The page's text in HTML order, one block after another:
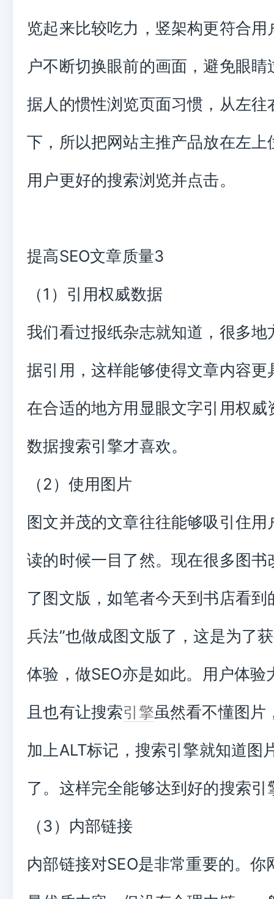
览起来比较吃力，竖架构更符合用
户不断切换眼前的画面，避免眼睛
据人的惯性浏览页面习惯，从左往
下，所以把网站主推产品放在左上
用户更好的搜索浏览并点击。
提高SEO文章质量3
（1）引用权威数据
我们看过报纸杂志就知道，很多地
据引用，这样能够使得文章内容更
在合适的地方用显眼文字引用权威
数据搜索引擎才喜欢。
（2）使用图片
图文并茂的文章往往能够吸引住用
读的时候一目了然。现在很多图书
了图文版，如笔者今天到书店看到
兵法”也做成图文版了，这是为了
体验，做SEO亦是如此。用户体验
且也有让搜索引擎虽然看不懂图片
加上ALT标记，搜索引擎就知道图
了。这样完全能够达到好的搜索引
（3）内部链接
内部链接对SEO是非常重要的。你